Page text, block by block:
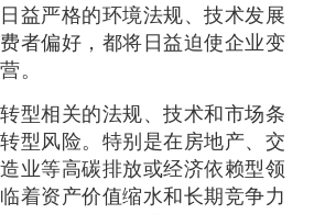
益严格的环境法规、技术发展
者偏好，都将日益迫使企业变
。
型相关的法规、技术和市场条
型风险。特别是在房地产、交
业等高碳排放或经济依赖型领
着资产价值缩水和长期竞争力